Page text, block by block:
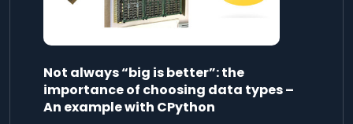
Not always “big is better”: the
importance of choosing data types –
An example with CPython